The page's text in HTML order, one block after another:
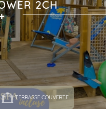
2CH
TERRASSE COUVERTE